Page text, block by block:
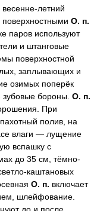
летний
О. п.
паров используют
и штанговые
поверхностной
заплывающих и
озимых поперёк
зубовые бороны. О. п.
При
полив, на
влаги — лущение
вспашку с
до 35 см, тёмно-
каштановых
О. п. включает
шлейфование.